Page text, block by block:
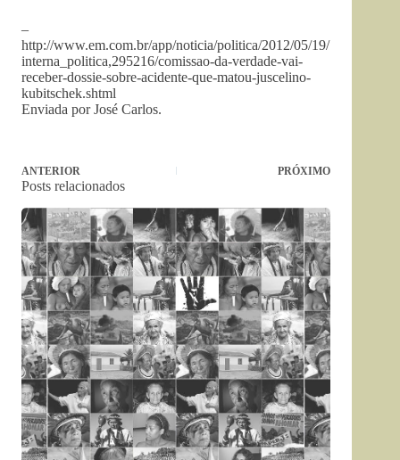
–
http://www.em.com.br/app/noticia/politica/2012/05/19/
interna_politica,295216/comissao-da-verdade-vai-
receber-dossie-sobre-acidente-que-matou-juscelino-
kubitschek.shtml
Enviada por José Carlos.
ANTERIOR PRÓXIMO
Posts relacionados